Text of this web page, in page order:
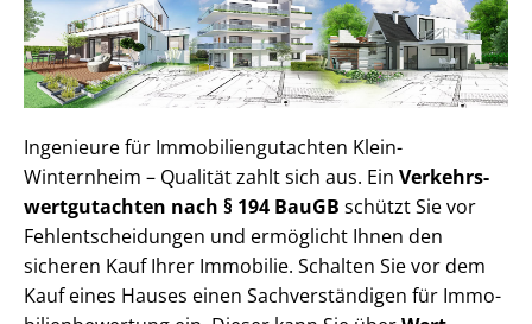
Ingenieure für Im­mo­bi­li­en­gut­ach­ten Klein-
Winternheim – Qualität zahlt sich aus. Ein Ver­kehrs­
wert­gut­ach­ten nach § 194 BauGB schützt Sie vor
Fehl­ent­schei­dun­gen und ermöglicht Ihnen den
sicheren Kauf Ihrer Immobilie. Schalten Sie vor dem
Kauf eines Hauses einen Sach­ver­stän­di­gen für Im­mo­